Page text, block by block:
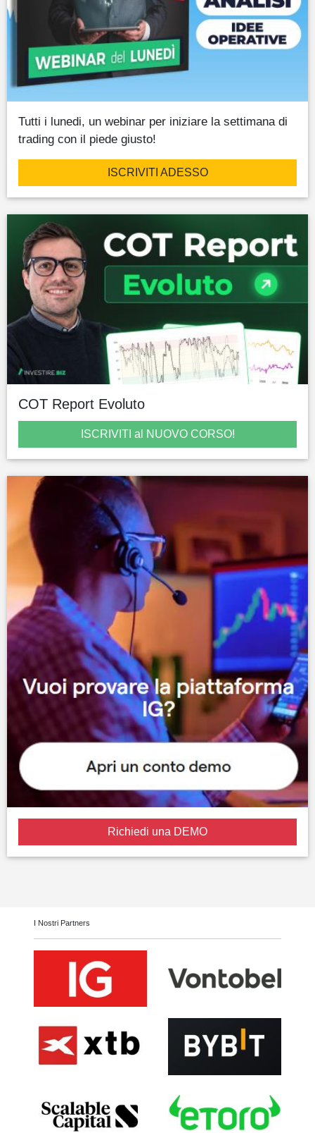
Tutti i lunedi, un webinar per iniziare la settimana di
trading con il piede giusto!
ISCRIVITI ADESSO
COT Report Evoluto
ISCRIVITI al NUOVO CORSO!
Richiedi una DEMO
I Nostri Partners